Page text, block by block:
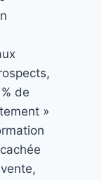
de
»